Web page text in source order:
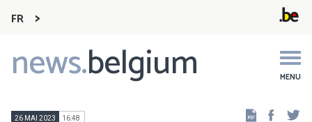
FR
news.belgium MENU
Main
navigation
26 MAI 2023 16:48